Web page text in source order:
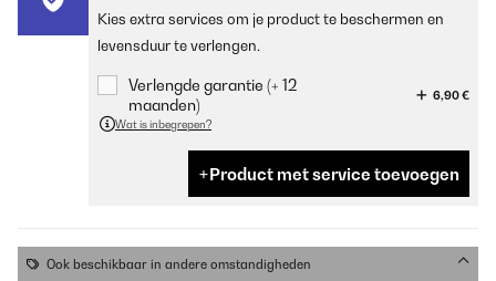
Kies extra services om je product te beschermen en
levensduur te verlengen.
Verlengde garantie (+ 12
maanden)
6,90 €
Wat is inbegrepen?
Product met service toevoegen
Ook beschikbaar in andere omstandigheden